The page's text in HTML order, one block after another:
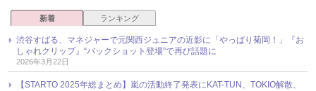
新着 ランキング
渋谷すばる、マネジャーで元関西ジュニアの近影に「やっぱり菊岡！」『お
しゃれクリップ』“バックショット登場”で再び話題に
2026年3月22日
【STARTO 2025年総まとめ】嵐の活動終了発表にKAT-TUN、TOKIO解散、